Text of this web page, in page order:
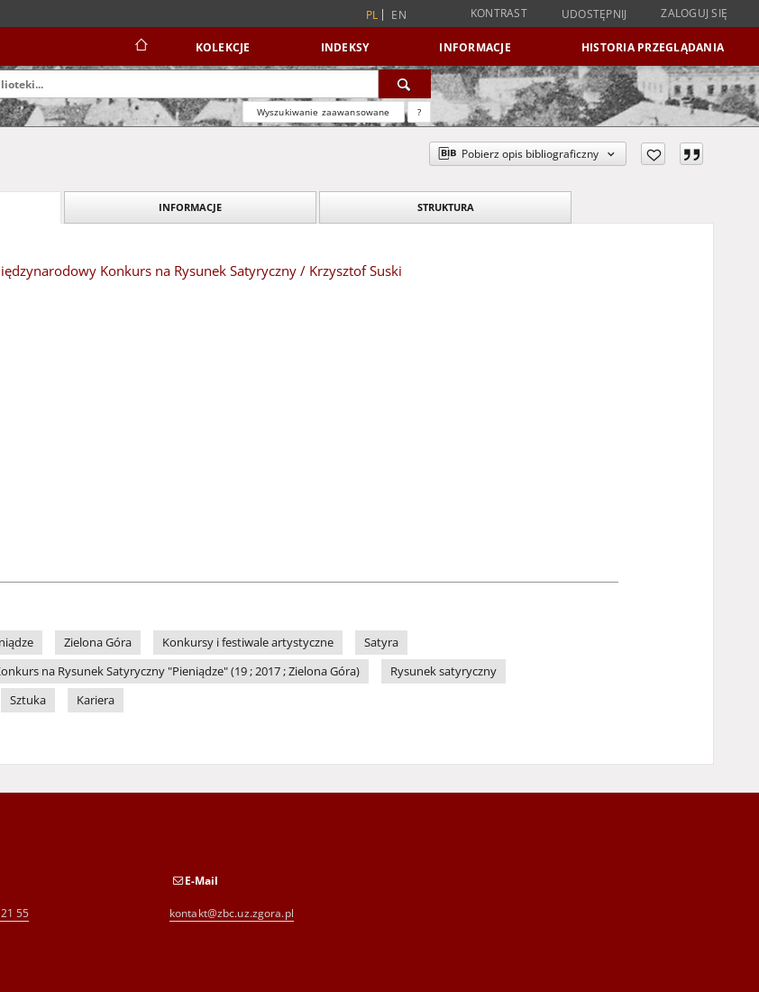
PL EN KONTRAST UDOSTĘPNIJ ZALOGUJ SIĘ
KOLEKCJE INDEKSY INFORMACJE HISTORIA PRZEGLĄDANIA
Wyszukiwanie zaawansowane ?
Pobierz opis bibliograficzny
INFORMACJE STRUKTURA
Konkurs na Rysunek Satyryczny / Krzysztof Suski
Zielona Góra Konkursy i festiwale artystyczne
Satyra
na Rysunek Satyryczny "Pieniądze" (19 ; 2017 ; Zielona Góra)
Rysunek satyryczny
Sztuka Kariera
55
E-Mail
kontakt@zbc.uz.zgora.pl